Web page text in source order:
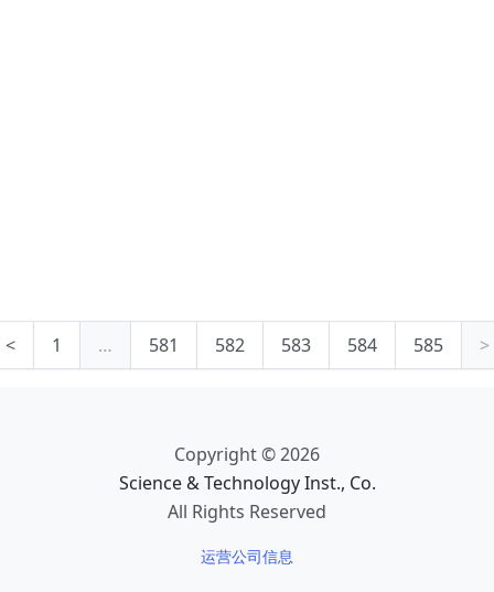
< 1 … 581 582 583 584 585 >
Copyright © 2026
Science & Technology Inst., Co.
All Rights Reserved
运营公司信息